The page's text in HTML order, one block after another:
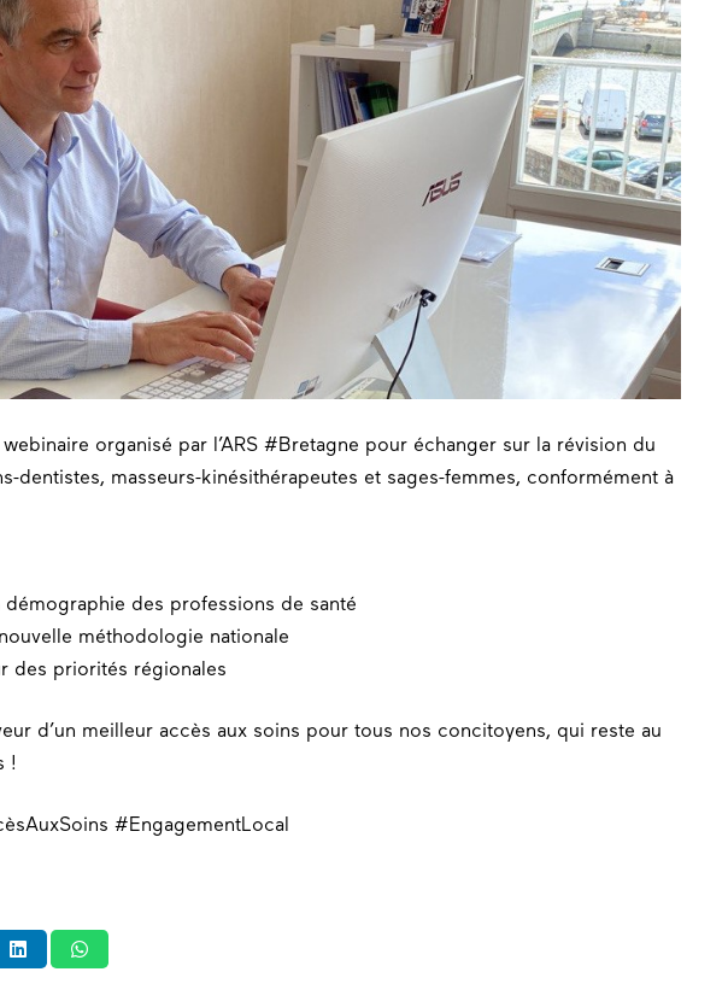
organisé par l’ARS #Bretagne pour échanger sur la révision du
dentistes, masseurs-kinésithérapeutes et sages-femmes, conformément à
démographie des professions de santé
méthodologie nationale
des priorités régionales
d’un meilleur accès aux soins pour tous nos concitoyens, qui reste au
!
#EngagementLocal